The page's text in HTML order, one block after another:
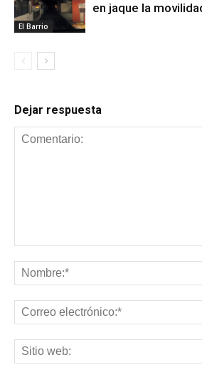
El Barrio
en jaque la
Dejar respuesta